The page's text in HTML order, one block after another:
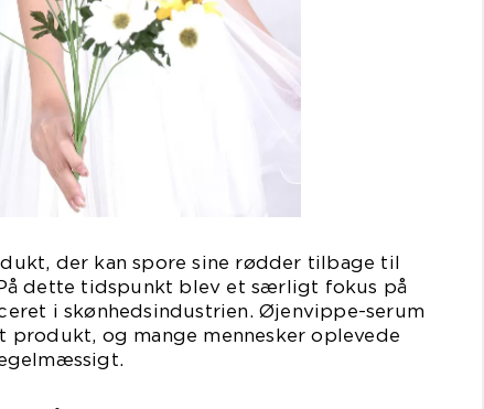
der kan spore sine rødder tilbage til
dette tidspunkt blev et særligt fokus på
i skønhedsindustrien. Øjenvippe-serum
og mange mennesker oplevede